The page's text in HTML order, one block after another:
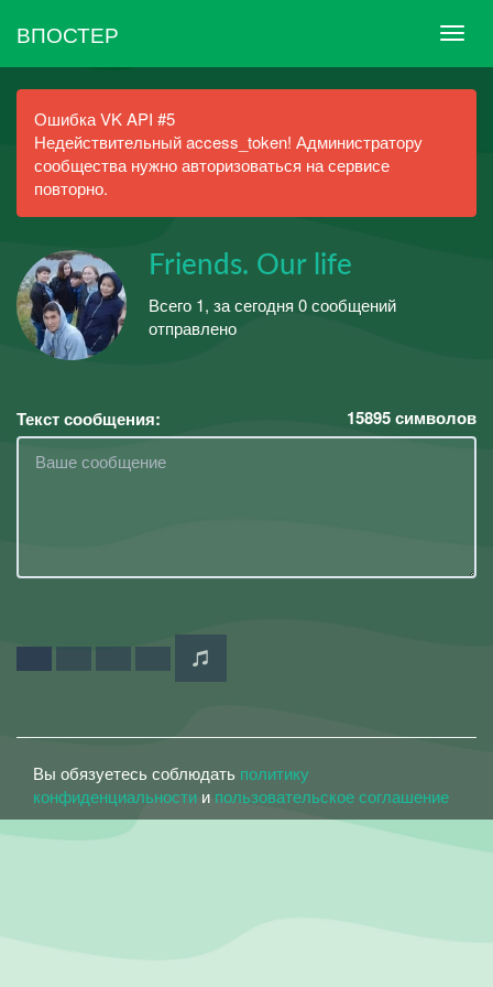
ВПОСТЕР
Ошибка VK API #5
Недействительный access_token! Администратору
сообщества нужно авторизоваться на сервисе
повторно.
Friends. Our life
Всего 1, за сегодня 0 сообщений
отправлено
Текст сообщения: 15895символов
Вы обязуетесь соблюдать политику
конфиденциальности и пользовательское соглашение